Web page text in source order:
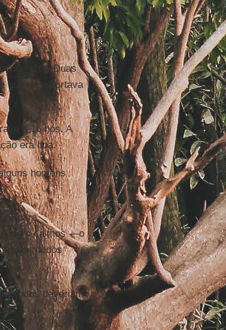
(16). Duas
que transportava
a 16 nós. A
era boa.
homens
para
calmos —o
assim, todos
todos deveriam